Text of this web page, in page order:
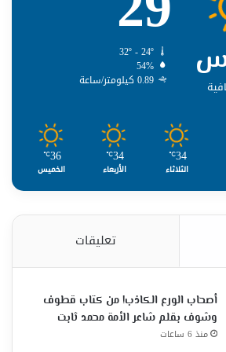
32º - 24º
54%
0.89 كيلومتر/ساعة
34
℃
الثلاثاء
34
℃
الأربعاء
36
℃
الخميس
تعليقات
أصحاب الورع الكاذب! من كتاب قطوف
وشوف بقلم شاعر الأمة محمد ثابت
منذ 6 ساعات